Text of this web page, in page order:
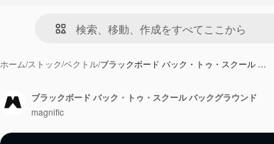
ホーム/ストック/ベクトル/ブラックボード バック・トゥ・スクール …
ブラックボード バック・トゥ・スクール バックグラウンド
magnific